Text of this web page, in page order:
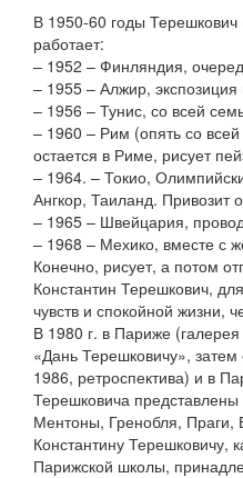
В 1950-60 годы Терешкович
работает:
– 1952 – Финляндия,
– 1955 – Алжир,
– 1956 – Тунис, со всей
– 1960 – Рим (опять со
остается в Риме, рисует
– 1964. – Токио,
Ангкор, Таиланд. Привозит
– 1965 – Швейцария,
– 1968 – Мехико, вместе с
Конечно, рисует, а потом
Константин Терешкович,
чувств и спокойной жизни,
В 1980 г. в Париже
«Дань Терешковичу»,
1986, ретроспектива) и в
Терешковича
Ментоны, Гренобля, Праги,
Константину Терешковичу,
Парижской школы,